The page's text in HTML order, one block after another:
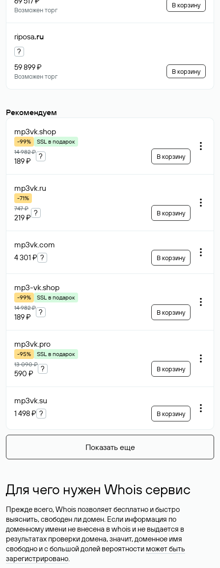
Возможен торг
В корзину
riposa.ru
?
59 899 ₽
Возможен торг
В корзину
Рекомендуем
mp3vk.shop
-99%
SSL в подарок
14 982 ₽
189 ₽
? В корзину
mp3vk.ru
-71%
747 ₽
219 ₽
? В корзину
mp3vk.com
4 301 ₽ ? В корзину
mp3-vk.shop
-99%
SSL в подарок
14 982 ₽
189 ₽
? В корзину
mp3vk.pro
-95%
SSL в подарок
13 090 ₽
590 ₽
? В корзину
mp3vk.su
1 498 ₽ ? В корзину
Показать еще
Для чего нужен Whois сервис
Прежде всего, Whois позволяет бесплатно и быстро
выяснить, свободен ли домен. Если информация по
доменному имени не внесена в whois и не выдается в
результатах проверки домена, значит, доменное имя
свободно и с большой долей вероятности может быть
зарегистрировано.